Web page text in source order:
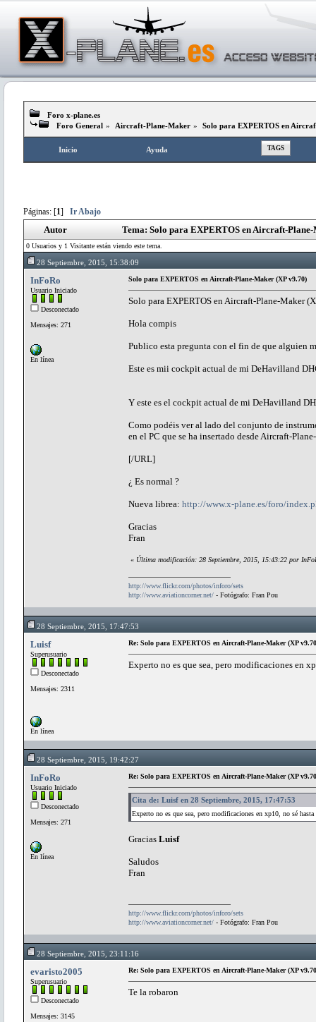
Foro x-plane.es
Foro General » Aircraft-Plane-Maker » Solo para EXPERTOS en
Inicio Ayuda TAGS
Páginas: [1] Ir Abajo
Autor Tema: Solo para EXPERTOS en Aircraft-
0 Usuarios y 1 Visitante están viendo este tema.
28 Septiembre, 2015, 15:38:09
InFoRo
Usuario Iniciado
Desconectado
Mensajes: 271
En línea
Solo para EXPERTOS en Aircraft-Plane-Maker (XP v9.70)
Solo para EXPERTOS en Aircraft-Plane-Maker
Hola compis
Publico esta pregunta con el fin de que alguien
Este es mii cockpit actual de mi DeHavilland
Y este es el cockpit actual de mi DeHavilland
Como podéis ver al lado del conjunto de
en el PC que se ha insertado desde Aircraft-
[/URL]
¿ Es normal ?
Nueva librea: http://www.x-plane.es/foro/
Gracias
Fran
« Última modificación: 28 Septiembre, 2015, 15:43:22 por
http://www.flickr.com/photos/inforo/sets
http://www.aviationcorner.net/ - Fotógrafo: Fran Pou
28 Septiembre, 2015, 17:47:53
Luisf
Superusuario
Desconectado
Mensajes: 2311
En línea
Re: Solo para EXPERTOS en Aircraft-Plane-Maker (XP
Experto no es que sea, pero modificaciones en
28 Septiembre, 2015, 19:42:27
InFoRo
Usuario Iniciado
Desconectado
Mensajes: 271
En línea
Re: Solo para EXPERTOS en Aircraft-Plane-Maker (XP
Cita de: Luisf en 28 Septiembre, 2015, 17:47:53
Experto no es que sea, pero modificaciones en xp10, no sé
Gracias Luisf
Saludos
Fran
http://www.flickr.com/photos/inforo/sets
http://www.aviationcorner.net/ - Fotógrafo: Fran Pou
28 Septiembre, 2015, 23:11:16
evaristo2005
Superusuario
Desconectado
Mensajes: 3145
Re: Solo para EXPERTOS en Aircraft-Plane-Maker (XP
Te la robaron